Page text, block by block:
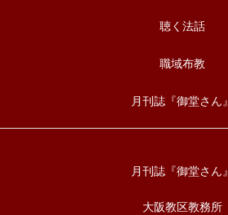
聴く法話
職域布教
月刊誌『御堂さん』
月刊誌『御堂さん』
大阪教区教務所